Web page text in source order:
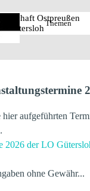
Themen
Ostpreußen
Gütersloh
hier aufgeführten
2026 der LO
ohne Gewähr...